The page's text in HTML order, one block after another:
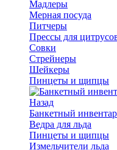
Мадлеры
Мерная посуда
Питчеры
Прессы для
Совки
Стрейнеры
Шейкеры
Пинцеты и щипцы
Назад
Банкетный
Ведра для льда
Пинцеты и щипцы
Измельчители льда